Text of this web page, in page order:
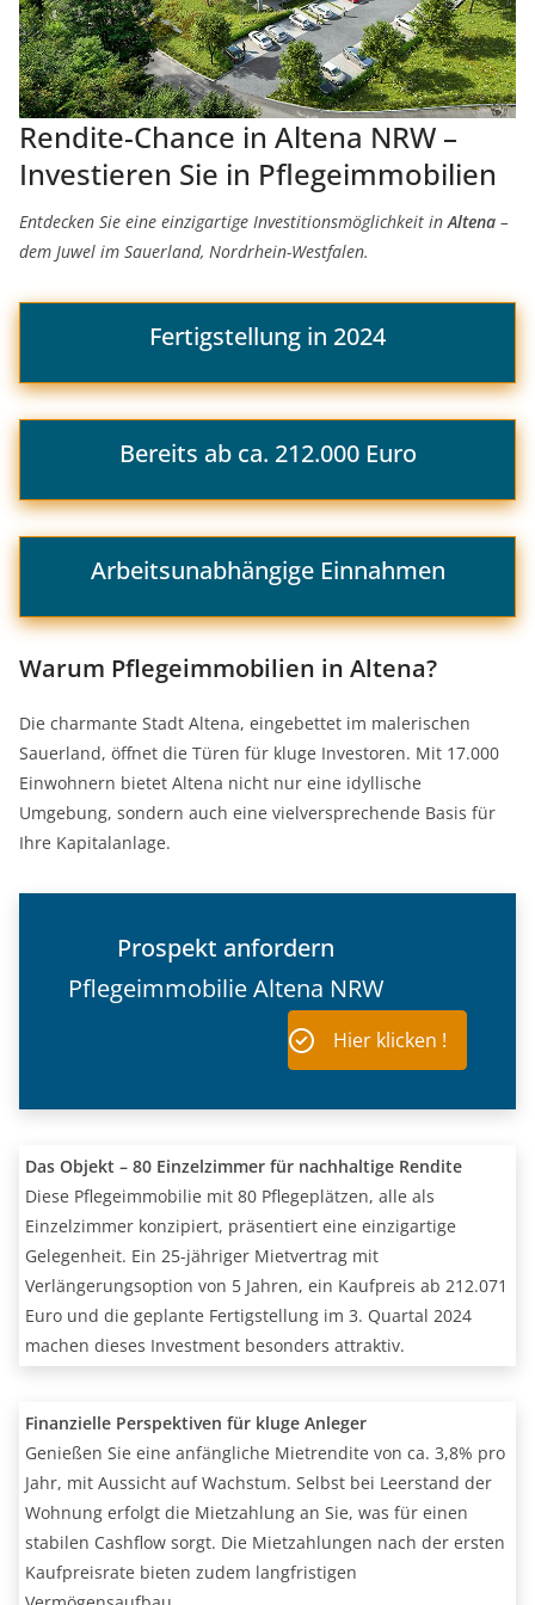
Rendite-Chance in Altena NRW –
Investieren Sie in Pflegeimmobilien
Entdecken Sie eine einzigartige Investitionsmöglichkeit in Altena –
dem Juwel im Sauerland, Nordrhein-Westfalen.
Fertigstellung in 2024
Bereits ab ca. 212.000 Euro
Arbeitsunabhängige Einnahmen
Warum Pflegeimmobilien in Altena?
Die charmante Stadt Altena, eingebettet im malerischen
Sauerland, öffnet die Türen für kluge Investoren. Mit 17.000
Einwohnern bietet Altena nicht nur eine idyllische
Umgebung, sondern auch eine vielversprechende Basis für
Ihre Kapitalanlage.
Prospekt anfordern
Pflegeimmobilie Altena NRW
Hier klicken !
Das Objekt – 80 Einzelzimmer für nachhaltige Rendite
Diese Pflegeimmobilie mit 80 Pflegeplätzen, alle als
Einzelzimmer konzipiert, präsentiert eine einzigartige
Gelegenheit. Ein 25-jähriger Mietvertrag mit
Verlängerungsoption von 5 Jahren, ein Kaufpreis ab 212.071
Euro und die geplante Fertigstellung im 3. Quartal 2024
machen dieses Investment besonders attraktiv.
Finanzielle Perspektiven für kluge Anleger
Genießen Sie eine anfängliche Mietrendite von ca. 3,8% pro
Jahr, mit Aussicht auf Wachstum. Selbst bei Leerstand der
Wohnung erfolgt die Mietzahlung an Sie, was für einen
stabilen Cashflow sorgt. Die Mietzahlungen nach der ersten
Kaufpreisrate bieten zudem langfristigen